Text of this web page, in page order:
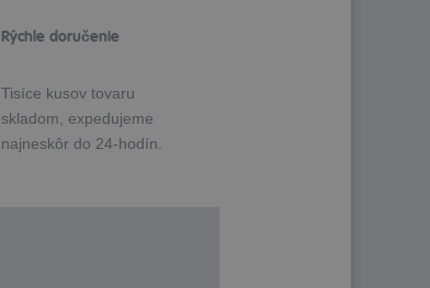
Rýchle doručenie
Tisíce kusov tovaru
skladom, expedujeme
najneskôr do 24-hodín.